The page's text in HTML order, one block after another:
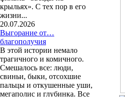
крыльях». С тех пор в его
жизни...
20.07.2026
Выгорание от…
благополучия
В этой истории немало
трагичного и комичного.
Смешалось все: люди,
свиньи, быки, отсохшие
пальцы и откушенные уши,
мегаполис и глубинка. Все